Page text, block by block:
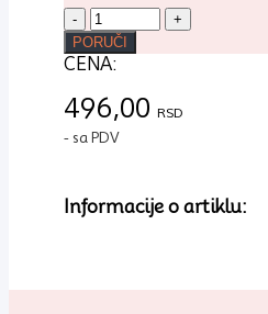
Dekorativne
perle
MIX
količina
PORUČI
CENA:
496,00 RSD
- sa PDV
Informacije o artiklu: